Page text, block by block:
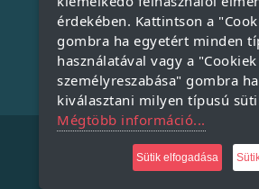
Miért indítjuk el a Szatmári
Miért vásároljunk helyi
A Szatmári Termék
Copyright © 2021, All Rights
érdekében. Kattintson a
gombra ha egyetért minden
használatával vagy a "Cookiek
személyreszabása" gombra
kiválasztani milyen típusú
Mégtöbb információ...
Sütik elfogadása